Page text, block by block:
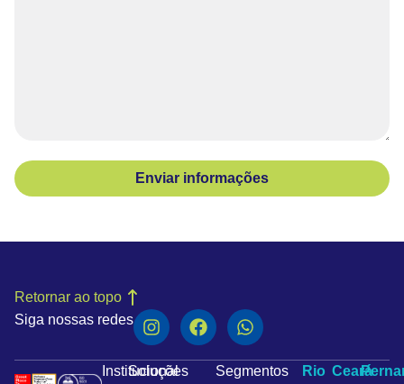
Enviar informações
Siga nossas redes
Retornar ao topo
Institucional
Soluções Segmentos
Rio Ceará